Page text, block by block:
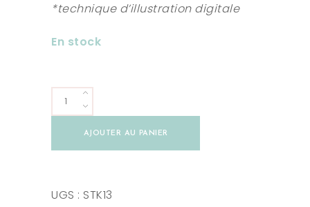
*technique d’illustration digitale
En stock
Stickers
Poisson
AJOUTER AU PANIER
UGS : STK13